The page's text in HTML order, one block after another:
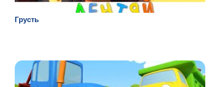
Грусть